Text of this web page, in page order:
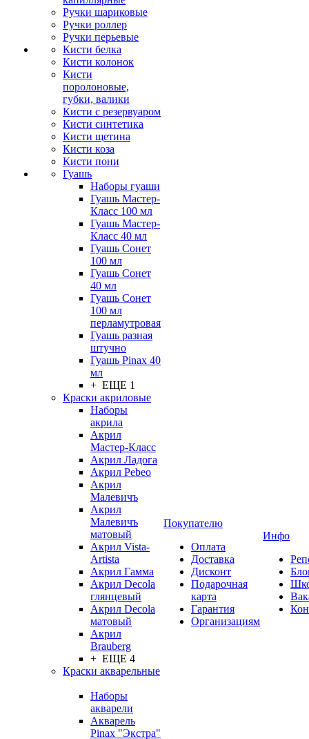
Ручки шариковые
Ручки роллер
Ручки перьевые
Кисти белка
Кисти колонок
Кисти
поролоновые,
губки, валики
Кисти с резервуаром
Кисти синтетика
Кисти щетина
Кисти коза
Кисти пони
Гуашь
Наборы гуаши
Гуашь Мастер-
Класс 100 мл
Гуашь Мастер-
Класс 40 мл
Гуашь Сонет
100 мл
Гуашь Сонет
40 мл
Гуашь Сонет
100 мл
перламутровая
Гуашь разная
штучно
Гуашь Pinax 40
мл
+ ЕЩЕ 1
Краски акриловые
Наборы
акрила
Акрил
Мастер-Класс
Акрил Ладога
Акрил Pebeo
Акрил
Малевичъ
Акрил
Малевичъ
матовый
Акрил Vista-
Artista
Акрил Гамма
Акрил Decola
глянцевый
Акрил Decola
матовый
Акрил
Brauberg
+ ЕЩЕ 4
Краски акварельные
Наборы
акварели
Акварель
Pinax "Экстра"
Покупателю
Оплата
Доставка
Дисконт
Подарочная
карта
Гарантия
Организациям
Инфо